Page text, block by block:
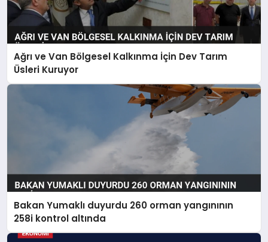
Ağrı ve Van Bölgesel Kalkınma İçin Dev Tarım
Üsleri Kuruyor
Bakan Yumaklı duyurdu 260 orman yangınının
258i kontrol altında